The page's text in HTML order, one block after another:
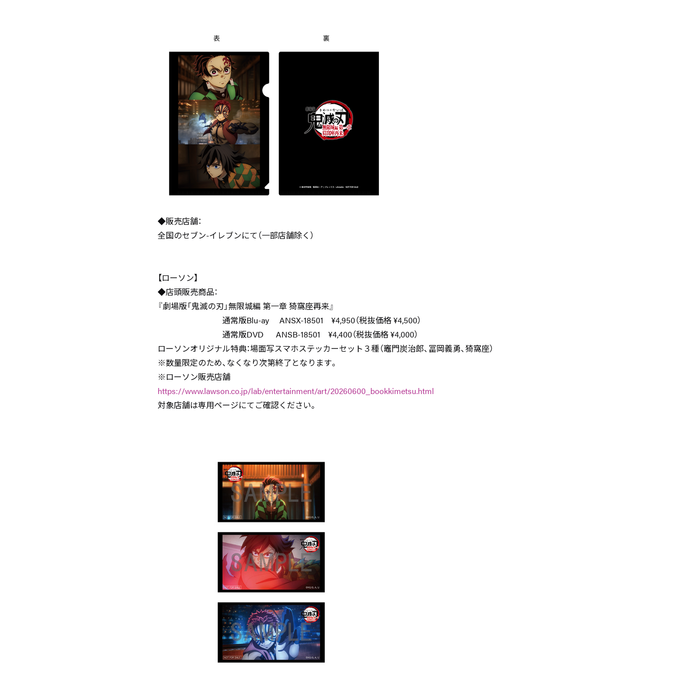
◆販売店舗：
全国のセブン-イレブンにて（一部店舗除く）
【ローソン】
◆店頭販売商品：
『劇場版「鬼滅の刃」無限城編 第一章 猗窩座再来』
通常版Blu-ay ANSX-18501 ¥4,950（税抜価格 ¥4,500）
通常版DVD ANSB-18501 ¥4,400（税抜価格 ¥4,000）
ローソンオリジナル特典：場面写スマホステッカーセット３種（竈門炭治郎、冨岡義勇、猗窩座）
※数量限定のため、なくなり次第終了となります。
※ローソン販売店舗
https://www.lawson.co.jp/lab/entertainment/art/20260600_bookkimetsu.html
対象店舗は専用ページにてご確認ください。